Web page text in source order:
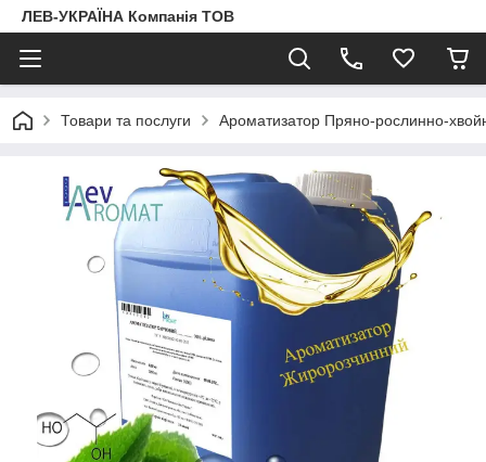
ЛЕВ-УКРАЇНА Компанія ТОВ
Товари та послуги Ароматизатор Пряно-рослинно-